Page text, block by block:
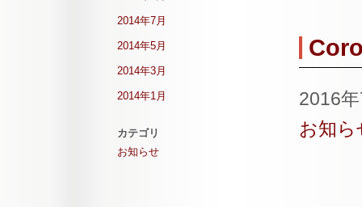
2016
お知ら
2014年7月
2014年5月
2014年3月
2014年1月
カテゴリ
お知らせ